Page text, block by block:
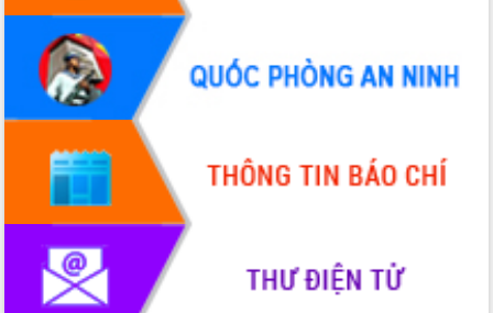
Chuyển đổi số thư viện: Mở rộng
không gian tri thức trong thời đại số
Đánh giá, rút kinh nghiệm công tác tổ
chức diễn tập trước ngày bầu cử
Chương trình “Gặp gỡ hữu nghị –
Friendship Meeting New Year 2026”
Bầu cử Quốc hội và HĐND: Cử tri Đắk
Lắk gửi gắm niềm tin, kỳ vọng vào lá
phiếu
Đắk Lắk sẵn sàng các điều kiện cho
Ngày hội bầu cử đại biểu Quốc hội
khóa XVI và HĐND các cấp nhiệm kỳ
2026-2031